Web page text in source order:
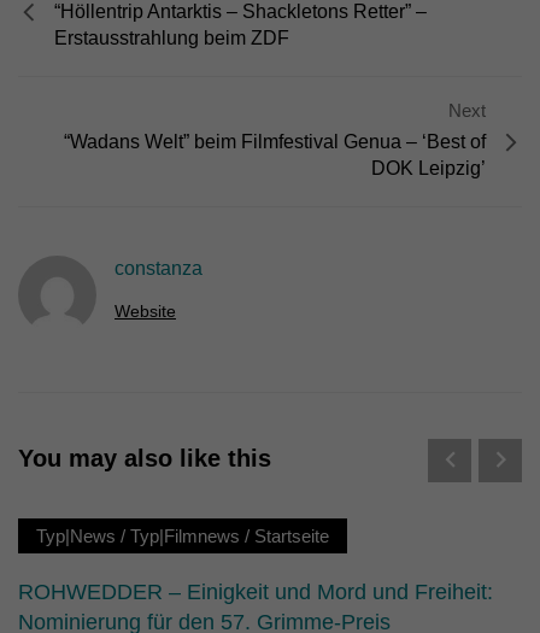
“Höllentrip Antarktis – Shackletons Retter” –
Erstausstrahlung beim ZDF
Next
“Wadans Welt” beim Filmfestival Genua – ‘Best of
DOK Leipzig’
constanza
Website
You may also like this
Typ|News / Typ|Filmnews / Startseite
ROHWEDDER – Einigkeit und Mord und Freiheit:
Nominierung für den 57. Grimme-Preis